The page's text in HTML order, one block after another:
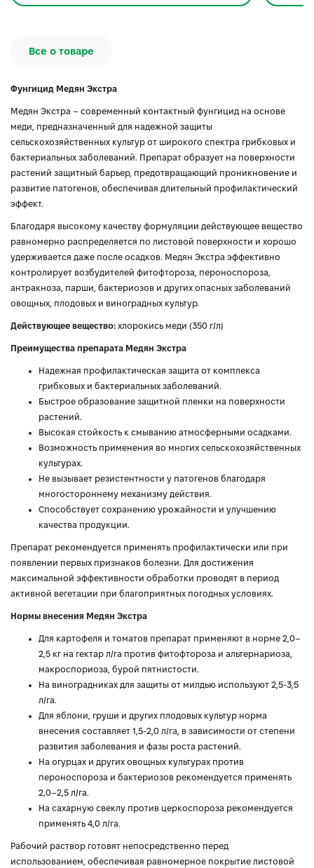
Все о товаре
Фунгицид Медян Экстра
Медян Экстра – современный контактный фунгицид на основе
меди, предназначенный для надежной защиты
сельскохозяйственных культур от широкого спектра грибковых и
бактериальных заболеваний. Препарат образует на поверхности
растений защитный барьер, предотвращающий проникновение и
развитие патогенов, обеспечивая длительный профилактический
эффект.
Благодаря высокому качеству формуляции действующее вещество
равномерно распределяется по листовой поверхности и хорошо
удерживается даже после осадков. Медян Экстра эффективно
контролирует возбудителей фитофтороза, пероноспороза,
антракноза, парши, бактериозов и других опасных заболеваний
овощных, плодовых и виноградных культур.
Действующее вещество: хлорокись меди (350 г/л)
Преимущества препарата Медян Экстра
Надежная профилактическая защита от комплекса
грибковых и бактериальных заболеваний.
Быстрое образование защитной пленки на поверхности
растений.
Высокая стойкость к смыванию атмосферными осадками.
Возможность применения во многих сельскохозяйственных
культурах.
Не вызывает резистентности у патогенов благодаря
многостороннему механизму действия.
Способствует сохранению урожайности и улучшению
качества продукции.
Препарат рекомендуется применять профилактически или при
появлении первых признаков болезни. Для достижения
максимальной эффективности обработки проводят в период
активной вегетации при благоприятных погодных условиях.
Нормы внесения Медян Экстра
Для картофеля и томатов препарат применяют в норме 2,0–
2,5 кг на гектар л/га против фитофтороза и альтернариоза,
макроспориоза, бурой пятнистости.
На виноградниках для защиты от милдью используют 2,5-3,5
л/га.
Для яблони, груши и других плодовых культур норма
внесения составляет 1,5-2,0 л/га, в зависимости от степени
развития заболевания и фазы роста растений.
На огурцах и других овощных культурах против
пероноспороза и бактериозов рекомендуется применять
2,0–2,5 л/га.
На сахарную свеклу против церкоспороза рекомендуется
применять 4,0 л/га.
Рабочий раствор готовят непосредственно перед
использованием, обеспечивая равномерное покрытие листовой